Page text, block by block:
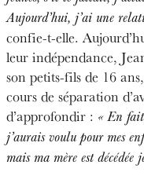
Aujourd’hui, j’ai une
confie-t-elle.
leur indépendance,
son petits-fils de 16
cours de séparation
d’approfondir : « En
j’aurais voulu pour mes
mais ma mère est décédée